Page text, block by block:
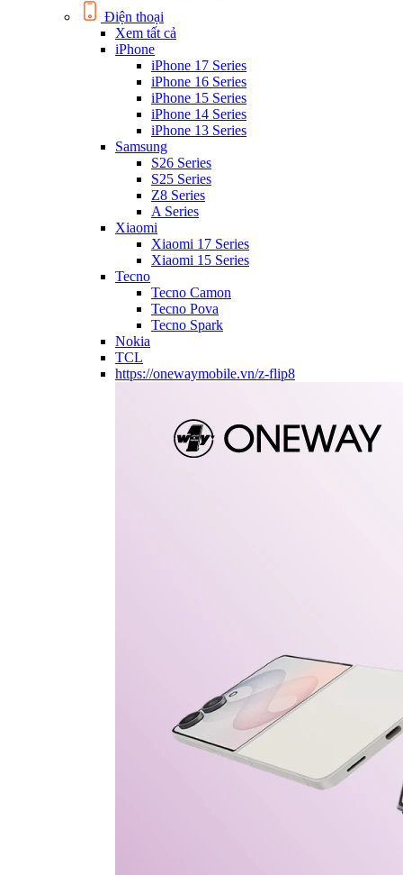
Điện thoại
Xem tất cả
iPhone
iPhone 17 Series
iPhone 16 Series
iPhone 15 Series
iPhone 14 Series
iPhone 13 Series
Samsung
S26 Series
S25 Series
Z8 Series
A Series
Xiaomi
Xiaomi 17 Series
Xiaomi 15 Series
Tecno
Tecno Camon
Tecno Pova
Tecno Spark
Nokia
TCL
https://onewaymobile.vn/z-flip8